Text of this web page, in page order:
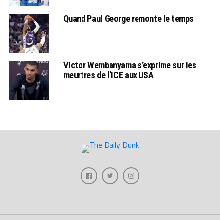
Quand Paul George remonte le temps
Victor Wembanyama s’exprime sur les
meurtres de l’ICE aux USA